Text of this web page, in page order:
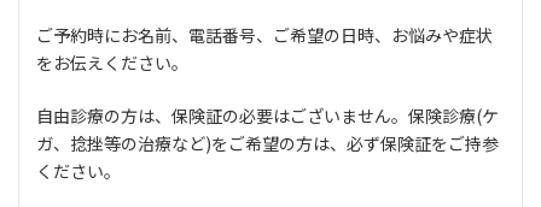
ご予約時にお名前、電話番号、ご希望の日時、お悩みや症状
をお伝えください。
自由診療の方は、保険証の必要はございません。保険診療(ケ
ガ、捻挫等の治療など)をご希望の方は、必ず保険証をご持参
ください。